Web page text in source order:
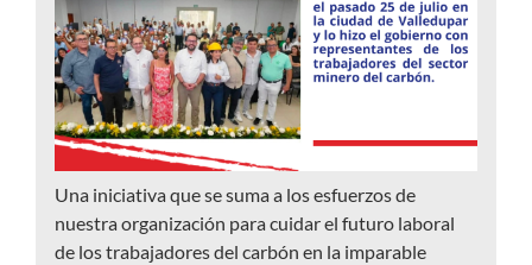
Una iniciativa que se suma a los esfuerzos de
nuestra organización para cuidar el futuro laboral
de los trabajadores del carbón en la imparable